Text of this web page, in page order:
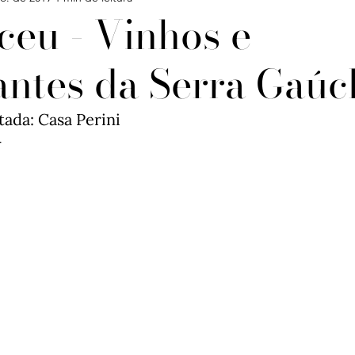
- Vinhos e
da Serra
Casa Perini